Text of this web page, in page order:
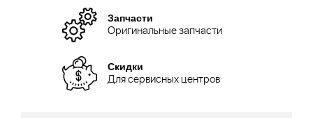
Запчасти
Оригинальные запчасти
Скидки
Для сервисных центров